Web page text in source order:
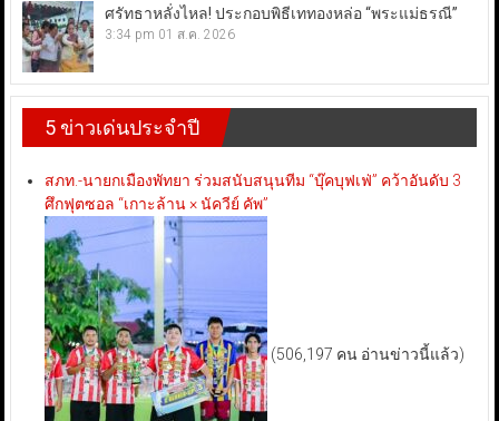
ศรัทธาหลั่งไหล! ประกอบพิธีเททองหล่อ “พระแม่ธรณี”
3:34 pm 01 ส.ค. 2026
5 ข่าวเด่นประจำปี
สภท.-นายกเมืองพัทยา ร่วมสนับสนุนทีม “บุ๊คบุฟเฟ่” คว้าอันดับ 3
ศึกฟุตซอล “เกาะล้าน × นัควีย์ คัพ”
(506,197 คน อ่านข่าวนี้แล้ว)